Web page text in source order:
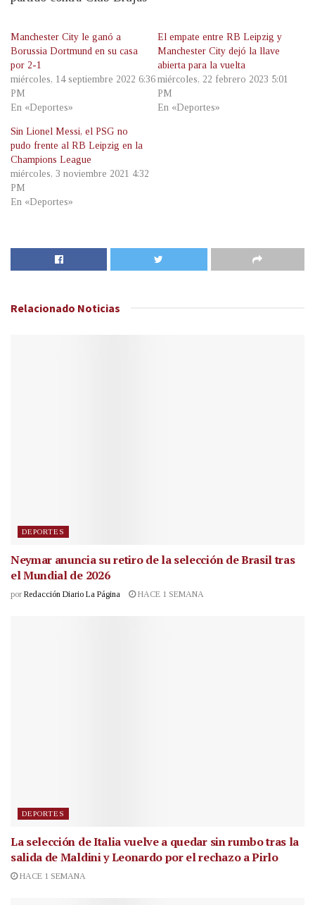
Manchester City le ganó a
Borussia Dortmund en su casa
por 2-1
miércoles, 14 septiembre 2022 6:36
PM
En «Deportes»
El empate entre RB Leipzig y
Manchester City dejó la llave
abierta para la vuelta
miércoles, 22 febrero 2023 5:01
PM
En «Deportes»
Sin Lionel Messi, el PSG no
pudo frente al RB Leipzig en la
Champions League
miércoles, 3 noviembre 2021 4:32
PM
En «Deportes»
Relacionado Noticias
DEPORTES
Neymar anuncia su retiro de la selección de Brasil tras
el Mundial de 2026
por Redacción Diario La Página HACE 1 SEMANA
DEPORTES
La selección de Italia vuelve a quedar sin rumbo tras la
salida de Maldini y Leonardo por el rechazo a Pirlo
HACE 1 SEMANA